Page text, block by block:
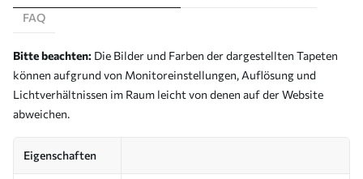
FAQ
Bitte beachten: Die Bilder und Farben der dargestellten Tapeten
können aufgrund von Monitoreinstellungen, Auflösung und
Lichtverhältnissen im Raum leicht von denen auf der Website
abweichen.
Eigenschaften